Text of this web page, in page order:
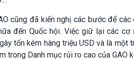
cũng đã kiến nghị các bước để
đến Quốc hội. Việc giữ lại các
tốn kém hàng triệu USD và là
trong Danh mục rủi ro cao của GAO